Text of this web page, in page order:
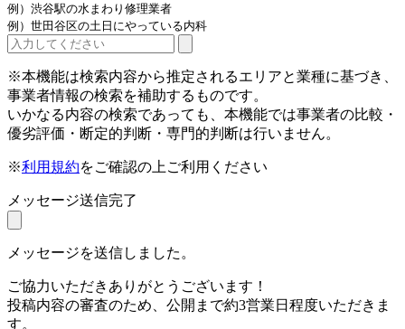
例）渋谷駅の水まわり修理業者
例）世田谷区の土日にやっている内科
※本機能は検索内容から推定されるエリアと業種に基づき、
事業者情報の検索を補助するものです。
いかなる内容の検索であっても、本機能では事業者の比較・
優劣評価・断定的判断・専門的判断は行いません。
※利用規約をご確認の上ご利用ください
メッセージ送信完了
メッセージを送信しました。
ご協力いただきありがとうございます！
投稿内容の審査のため、公開まで約3営業日程度いただきま
す。